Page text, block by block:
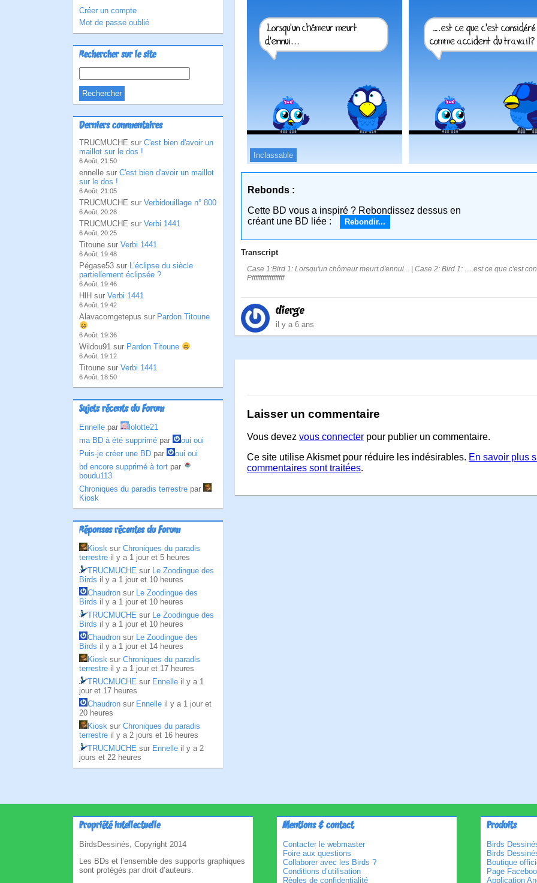
Créer un compte
Mot de passe oublié
Rechercher sur le site
Derniers commentaires
TRUCMUCHE sur C'est bien d'avoir un
maillot sur le dos !
6 Août, 21:50
ennelle sur C'est bien d'avoir un maillot
sur le dos !
6 Août, 21:05
TRUCMUCHE sur Verbidouillage n° 800
6 Août, 20:28
TRUCMUCHE sur Verbi 1441
6 Août, 20:25
Titoune sur Verbi 1441
6 Août, 19:48
Pégase53 sur L’éclipse du siècle
partiellement éclipsée ?
6 Août, 19:46
HlH sur Verbi 1441
6 Août, 19:42
Alavacomgetepus sur Pardon Titoune
6 Août, 19:36
Wildou91 sur Pardon Titoune
6 Août, 19:12
Titoune sur Verbi 1441
6 Août, 18:50
Sujets récents du Forum
Ennelle par
lolotte21
ma BD à été supprimé par
oui oui
Puis-je créer une BD par
oui oui
bd encore supprimé à tort par
boudu113
Chroniques du paradis terrestre par
Kiosk
Réponses récentes du Forum
Kiosk sur Chroniques du paradis
terrestre il y a 1 jour et 5 heures
TRUCMUCHE sur Le Zoodingue des
Birds il y a 1 jour et 10 heures
Chaudron sur Le Zoodingue des
Birds il y a 1 jour et 10 heures
TRUCMUCHE sur Le Zoodingue des
Birds il y a 1 jour et 10 heures
Chaudron sur Le Zoodingue des
Birds il y a 1 jour et 14 heures
Kiosk sur Chroniques du paradis
terrestre il y a 1 jour et 17 heures
TRUCMUCHE sur Ennelle il y a 1
jour et 17 heures
Chaudron sur Ennelle il y a 1 jour et
20 heures
Kiosk sur Chroniques du paradis
terrestre il y a 2 jours et 16 heures
TRUCMUCHE sur Ennelle il y a 2
jours et 22 heures
Inclassable
Rebonds :
Cette BD vous a inspiré ? Rebondissez dessus en
créant une BD liée :
Rebondir...
Transcript
Case 1:Bird 1: Lorsqu'un chômeur meurt d'ennui... | Case 2: Bird 1: ….est ce que c'est
Pffffffffffffffffff
dierge
il y a 6 ans
Laisser un commentaire
Vous devez vous connecter pour publier un commentaire.
Ce site utilise Akismet pour réduire les indésirables. En savoir plus
commentaires sont traitées.
Propriété intellectuelle
BirdsDessinés, Copyright 2014
Les BDs et l’ensemble des supports graphiques
sont protégés par droit d’auteurs.
Mentions & contact
Contacter le webmaster
Foire aux questions
Collaborer avec les Birds ?
Conditions d’utilisation
Règles de confidentialité
Produits
Birds
Birds
Boutique
Page
Application